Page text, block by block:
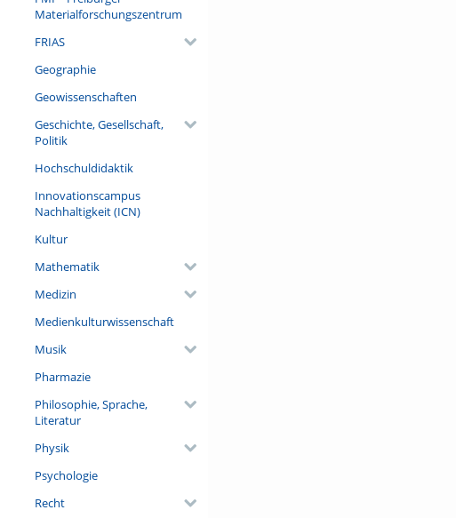
Materialforschungszentrum
FRIAS
Geographie
Geowissenschaften
Geschichte, Gesellschaft,
Politik
Hochschuldidaktik
Innovationscampus
Nachhaltigkeit (ICN)
Kultur
Mathematik
Medizin
Medienkulturwissenschaft
Musik
Pharmazie
Philosophie, Sprache,
Literatur
Physik
Psychologie
Recht